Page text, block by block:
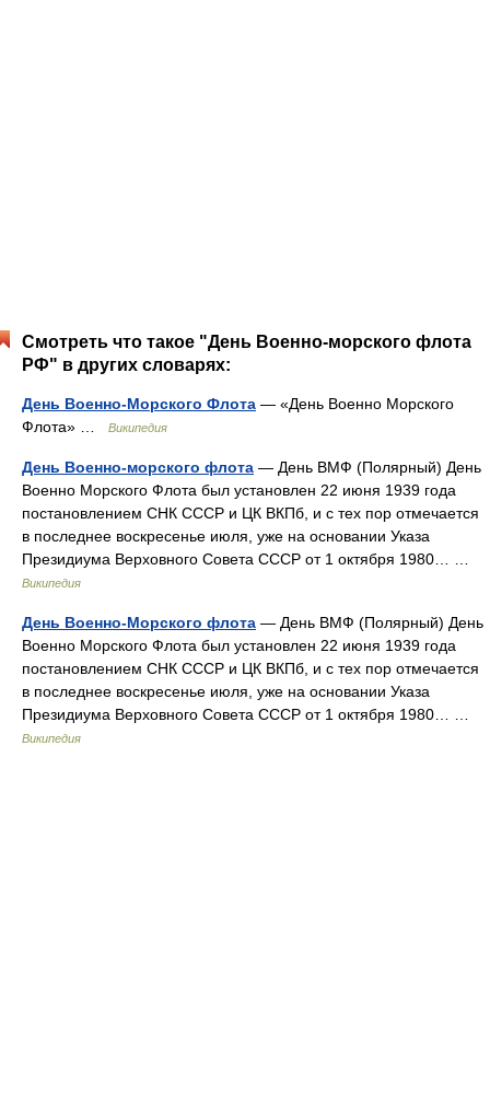
Смотреть что такое "День Военно-морского флота
РФ" в других словарях:
День Военно-Морского Флота — «День Военно Морского
Флота» …
Википедия
День Военно-морского флота — День ВМФ (Полярный) День
Военно Морского Флота был установлен 22 июня 1939 года
постановлением СНК СССР и ЦК ВКПб, и с тех пор отмечается
в последнее воскресенье июля, уже на основании Указа
Президиума Верховного Совета СССР от 1 октября 1980… …
Википедия
День Военно-Морского флота — День ВМФ (Полярный) День
Военно Морского Флота был установлен 22 июня 1939 года
постановлением СНК СССР и ЦК ВКПб, и с тех пор отмечается
в последнее воскресенье июля, уже на основании Указа
Президиума Верховного Совета СССР от 1 октября 1980… …
Википедия